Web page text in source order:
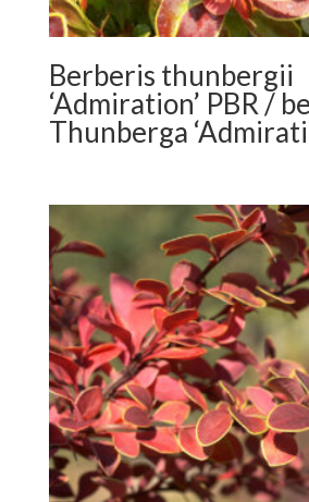
Berberis thunbergii
‘Admiration’ PBR /
Thunberga